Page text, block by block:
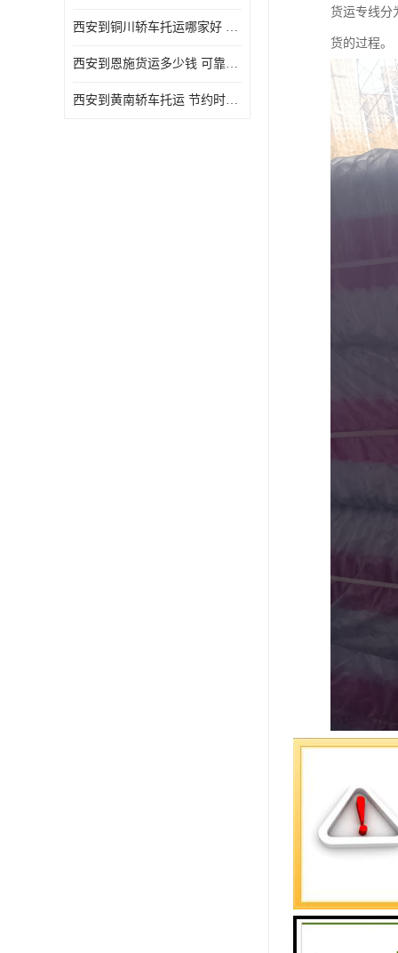
西安到铜川轿车托运哪家好 节约时间精力 在途运输一对一客服
西安到恩施货运多少钱 可靠性高 灵活性高 持续性长
西安到黄南轿车托运 节约时间 随时查询车辆时实位置
货运专线分
货的过程。
货运专线有